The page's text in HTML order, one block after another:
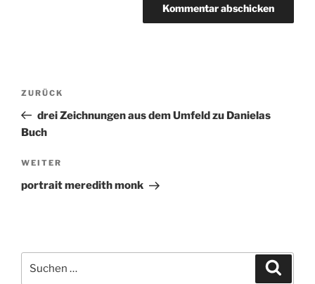
Beitragsnavigation
Vorheriger
Beitrag
ZURÜCK
drei Zeichnungen aus dem Umfeld zu Danielas
Buch
Nächster
Beitrag
WEITER
portrait meredith monk
Suchen